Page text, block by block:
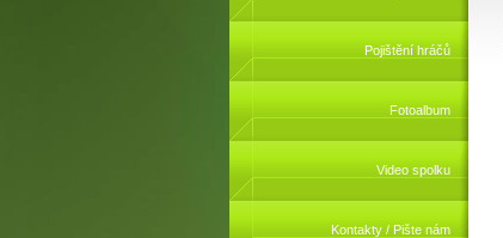
Pojištění hráčů
Fotoalbum
Video spolku
Kontakty / Pište nám